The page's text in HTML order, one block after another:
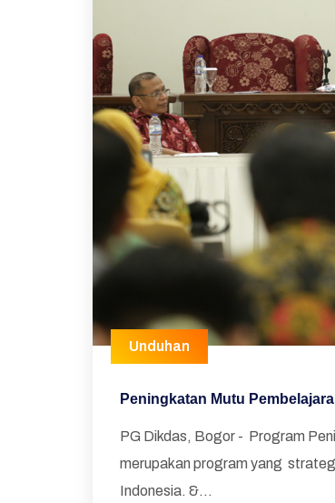
Unduhan
Peningkatan Mutu
PG Dikdas, Bogor - Program
merupakan program yang
Indonesia. &...